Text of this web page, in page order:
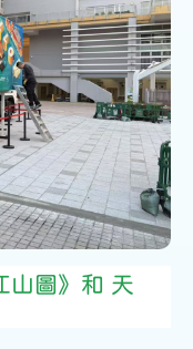
山圖》和 天